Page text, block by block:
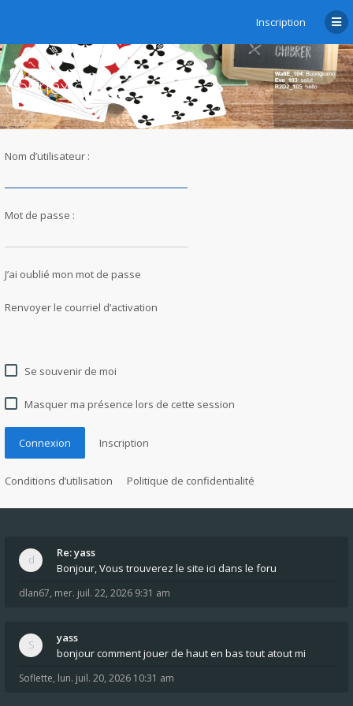
Inscription
Connexion
Nom d’utilisateur :
Mot de passe :
J’ai oublié mon mot de passe
Renvoyer le courriel d’activation
Se souvenir de moi
Masquer ma présence lors de cette session
Connexion Inscription
Conditions d’utilisation Politique de confidentialité
Re: yass
Bonjour, Vous trouverez le site ici dans le foru
dlan67, mer. juil. 22, 2026 9:31 am
yass
bonjour comment jouer de haut en bas tout atout mi
Soflette, lun. juil. 20, 2026 10:31 am